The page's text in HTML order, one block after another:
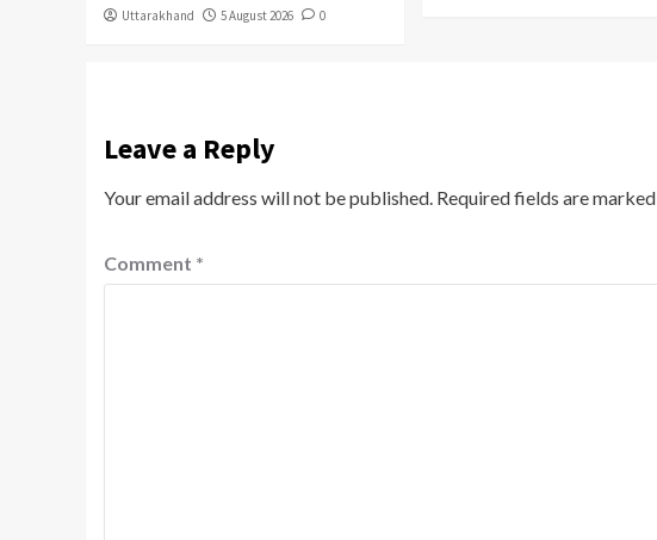
Uttarakhand 5 August 2026 0
Leave a Reply
Your email address will not be published. Required fields are marked
Comment *